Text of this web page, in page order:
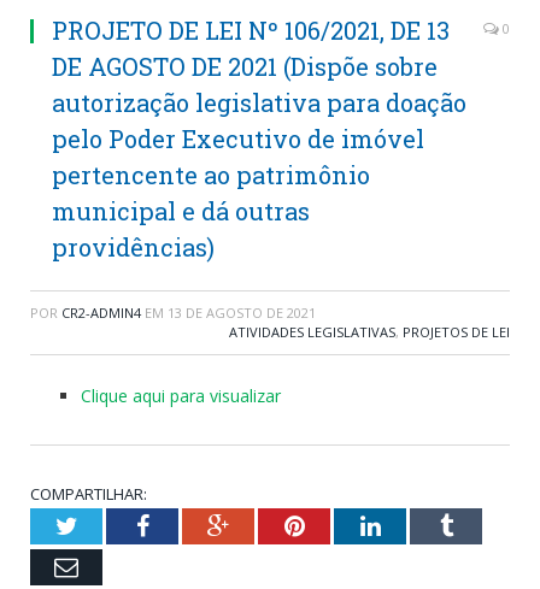
PROJETO DE LEI Nº 106/2021, DE 13
DE AGOSTO DE 2021 (Dispõe sobre
autorização legislativa para doação
pelo Poder Executivo de imóvel
pertencente ao patrimônio
municipal e dá outras
providências)
0
POR CR2-ADMIN4 EM 13 DE AGOSTO DE 2021
ATIVIDADES LEGISLATIVAS, PROJETOS DE LEI
Clique aqui para visualizar
COMPARTILHAR:
TwitterFacebookGoogle+PinterestLinkedInTumblr
Email